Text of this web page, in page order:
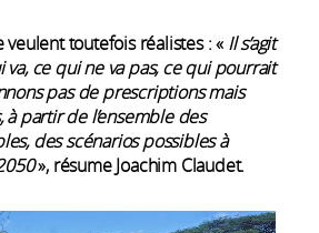
veulent toutefois réalistes : « Il s’agit
ce qui ne va pas, ce qui pourrait
pas de prescriptions mais
à partir de l’ensemble des
des scénarios possibles à
», résume Joachim Claudet.